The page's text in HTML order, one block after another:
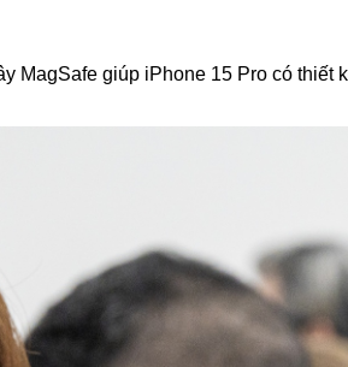
MagSafe giúp iPhone 15 Pro có thiết